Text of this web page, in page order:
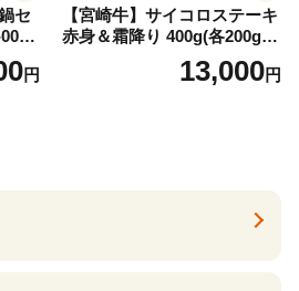
セ
円
【宮崎牛】サイコロステーキ
赤身＆霜降り 400g(各200g×
１P 計2P) 真空パック 冷凍
13,000円